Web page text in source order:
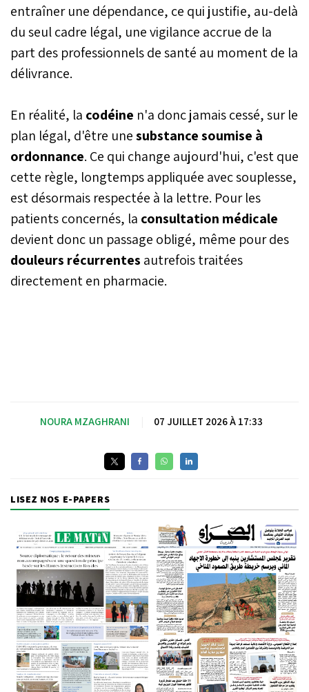
entraîner une dépendance, ce qui justifie, au-delà
du seul cadre légal, une vigilance accrue de la
part des professionnels de santé au moment de la
délivrance.
En réalité, la codéine n'a donc jamais cessé, sur le
plan légal, d'être unesubstance soumise à
ordonnance. Ce qui change aujourd'hui, c'est que
cette règle, longtemps appliquée avec souplesse,
est désormais respectée à la lettre. Pour les
patients concernés, la consultation médicale
devient donc un passage obligé, même pour des
douleurs récurrentes autrefois traitées
directement en pharmacie.
NOURA MZAGHRANI 07 JUILLET 2026 À 17:33
LISEZ NOS E-PAPERS